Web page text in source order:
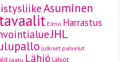
Asuminen
Elmo Harrastus
JHL
julkiset palvelut
laatu Lähiö lähiöt